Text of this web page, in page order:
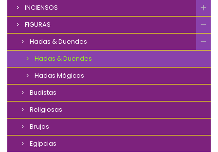
INCIENSOS
FIGURAS
Hadas & Duendes
Hadas & Duendes
Hadas Mágicas
Budistas
Religiosas
Brujas
Egipcias